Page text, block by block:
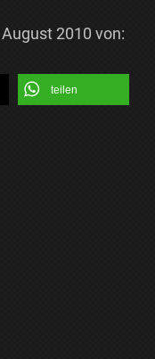
2010 von:
teilen